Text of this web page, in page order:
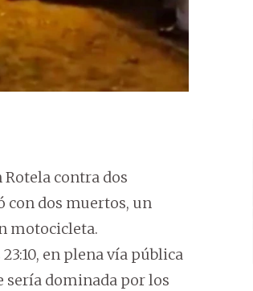
contra dos
con dos muertos, un
motocicleta.
en plena vía pública
sería dominada por los